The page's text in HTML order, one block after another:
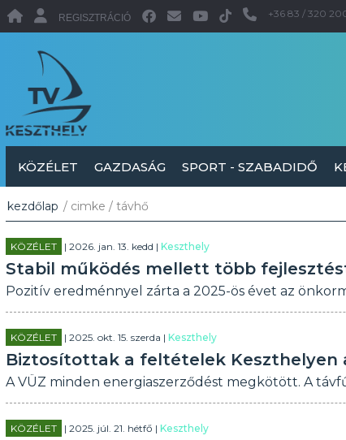
REGISZTRÁCIÓ +36 83 / 320
KÖZÉLET GAZDASÁG SPORT - SZABADIDŐ
kezdőlap / cimke / távhő
KÖZÉLET | 2026. jan. 13. kedd | Keszthely
Stabil működés mellett több
Pozitív eredménnyel zárta a 2025-ös évet az
KÖZÉLET | 2025. okt. 15. szerda | Keszthely
Biztosítottak a feltételek Keszthelyen
A VÜZ minden energiaszerződést megkötött. A
KÖZÉLET | 2025. júl. 21. hétfő | Keszthely